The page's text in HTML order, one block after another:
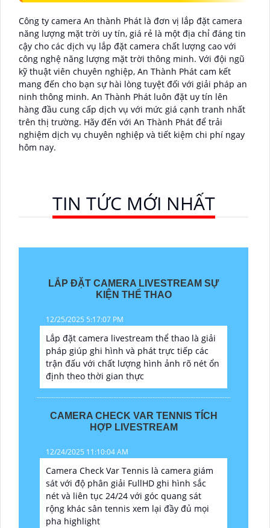
Công ty camera An thành Phát là đơn vị lắp đặt camera
năng lượng mặt trời uy tín, giá rẻ là một địa chỉ đáng tin
cậy cho các dịch vụ lắp đặt camera chất lượng cao với
công nghệ năng lượng mặt trời thông minh. Với đội ngũ
kỹ thuật viên chuyên nghiệp, An Thành Phát cam kết
mang đến cho bạn sự hài lòng tuyệt đối với giải pháp an
ninh thông minh. An Thành Phát luôn đặt uy tín lên
hàng đầu cung cấp dịch vụ với mức giá cạnh tranh nhất
trên thị trường. Hãy đến với An Thành Phát để trải
nghiệm dịch vụ chuyên nghiệp và tiết kiệm chi phí ngay
hôm nay.
TIN TỨC MỚI NHẤT
LẮP ĐẶT CAMERA LIVESTREAM SỰ
KIỆN THỂ THAO
12/25/2025 5:17:07 PM
Lắp đặt camera livestream thể thao là giải
pháp giúp ghi hình và phát trực tiếp các
trận đấu với chất lượng hình ảnh rõ nét ổn
định theo thời gian thực
CAMERA CHECK VAR TENNIS TÍCH
HỢP LIVESTREAM
12/24/2025 11:10:04 AM
Camera Check Var Tennis là camera giám
sát với độ phân giải FullHD ghi hình sắc
nét và liên tục 24/24 với góc quang sát
rộng khác sân tennis xem lại đầy đủ mọi
pha highlight